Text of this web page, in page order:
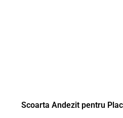
Scoarta Andezit pentru